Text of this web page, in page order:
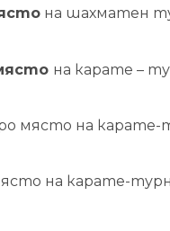
на шахматен
на карате –
място на карате-
на карате-